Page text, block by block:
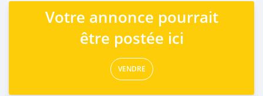
Votre annonce pourrait
être postée ici
VENDRE